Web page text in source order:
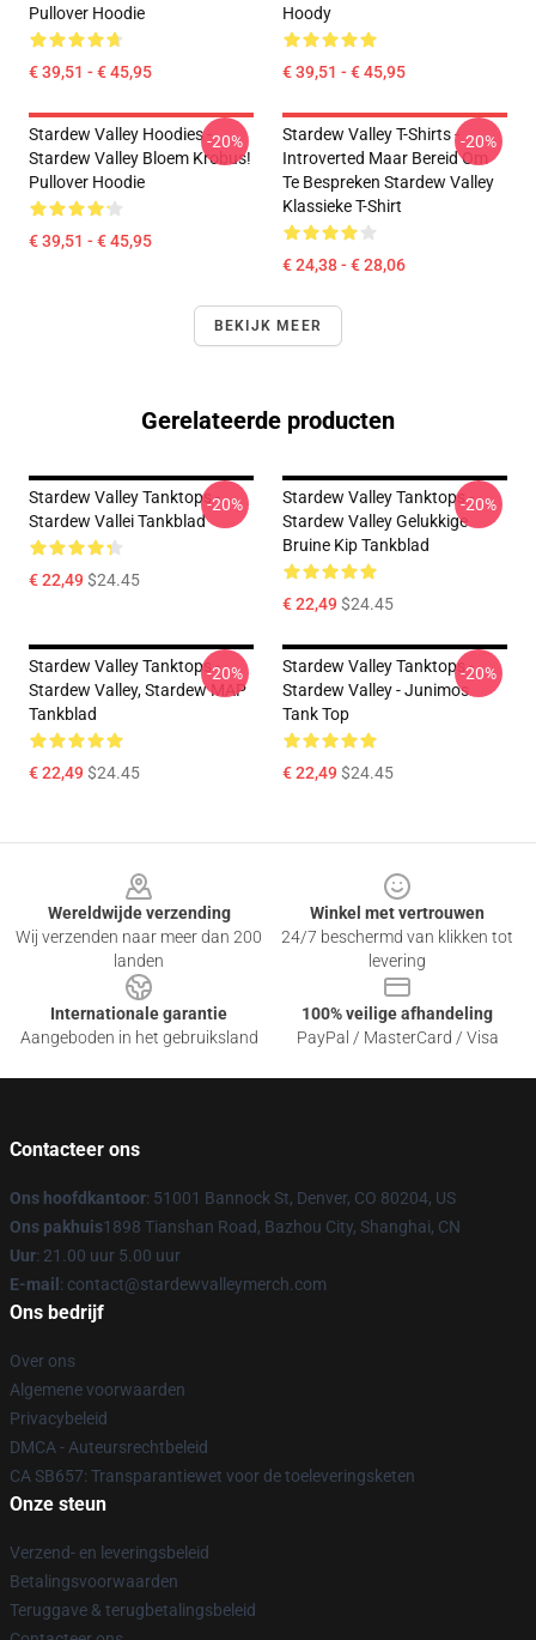
Pullover Hoodie
€ 39,51 - € 45,95
Hoody
€ 39,51 - € 45,95
Stardew Valley Hoodies -
Stardew Valley Bloem Krobus!
Pullover Hoodie
€ 39,51 - € 45,95
-20%
Stardew Valley T-Shirts -
Introverted Maar Bereid Om
Te Bespreken Stardew Valley
Klassieke T-Shirt
€ 24,38 - € 28,06
-20%
BEKIJK MEER
Gerelateerde producten
Stardew Valley Tanktops -
Stardew Vallei Tankblad
€ 22,49$24.45
-20%
Stardew Valley Tanktops -
Stardew Valley Gelukkige
Bruine Kip Tankblad
€ 22,49$24.45
-20%
Stardew Valley Tanktops -
Stardew Valley, Stardew MAP
Tankblad
€ 22,49$24.45
-20%
Stardew Valley Tanktops -
Stardew Valley - Junimos
Tank Top
€ 22,49$24.45
-20%
Wereldwijde verzending
Wij verzenden naar meer dan 200
landen
Winkel met vertrouwen
24/7 beschermd van klikken tot
levering
Internationale garantie
Aangeboden in het gebruiksland
100% veilige afhandeling
PayPal / MasterCard / Visa
Contacteer ons
Ons hoofdkantoor: 51001 Bannock St, Denver, CO 80204, US
Ons pakhuis1898 Tianshan Road, Bazhou City, Shanghai, CN
Uur: 21.00 uur 5.00 uur
E-mail : contact@stardewvalleymerch.com
Ons bedrijf
Over ons
Algemene voorwaarden
Privacybeleid
DMCA - Auteursrechtbeleid
CA SB657: Transparantiewet voor de toeleveringsketen
Onze steun
Verzend- en leveringsbeleid
Betalingsvoorwaarden
Teruggave & terugbetalingsbeleid